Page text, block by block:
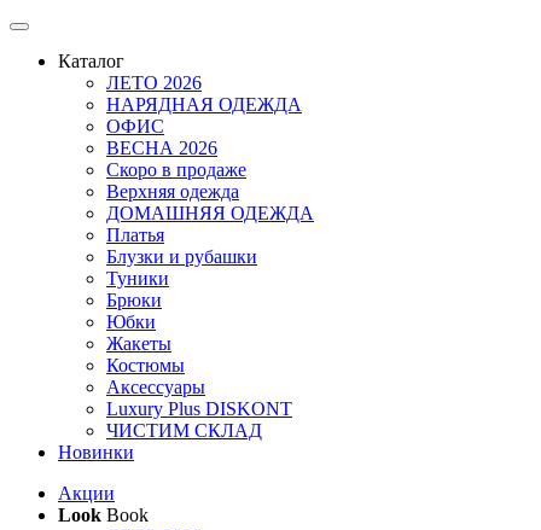
Каталог
ЛЕТО 2026
НАРЯДНАЯ ОДЕЖДА
ОФИС
ВЕСНА 2026
Скоро в продаже
Верхняя одежда
ДОМАШНЯЯ ОДЕЖДА
Платья
Блузки и рубашки
Туники
Брюки
Юбки
Жакеты
Костюмы
Аксессуары
Luxury Plus DISKONT
ЧИСТИМ СКЛАД
Новинки
Акции
Look Book